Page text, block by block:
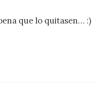
que lo quitasen… :)